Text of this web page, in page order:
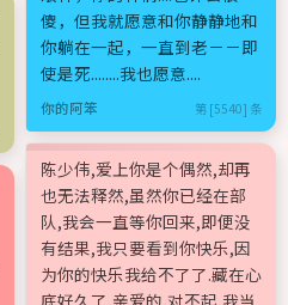
傻，但我就愿意和你静静地和
你躺在一起，一直到老－－即
使是死........我也愿意....
你的阿笨 第 [5540] 条
陈少伟,爱上你是个偶然,却再
也无法释然,虽然你已经在部
队,我会一直等你回来,即便没
有结果,我只要看到你快乐,因
为你的快乐我给不了了.藏在心
底好久了,亲爱的,对不起,我当